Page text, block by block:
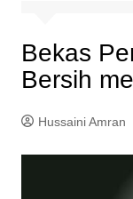
Bekas
Bersih
Hussaini Amran